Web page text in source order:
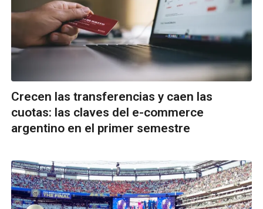
Crecen las transferencias y caen las
cuotas: las claves del e-commerce
argentino en el primer semestre